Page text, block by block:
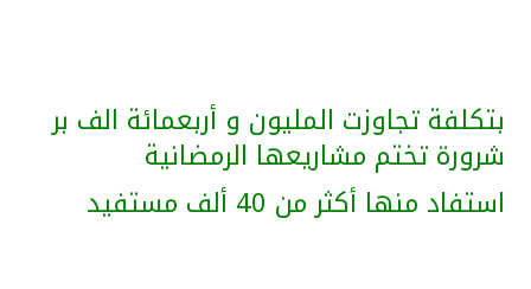
بتكلفة تجاوزت المليون و أربعمائة الف بر
شرورة تختم مشاريعها الرمضانية
استفاد منها أكثر من 40 ألف مستفيد